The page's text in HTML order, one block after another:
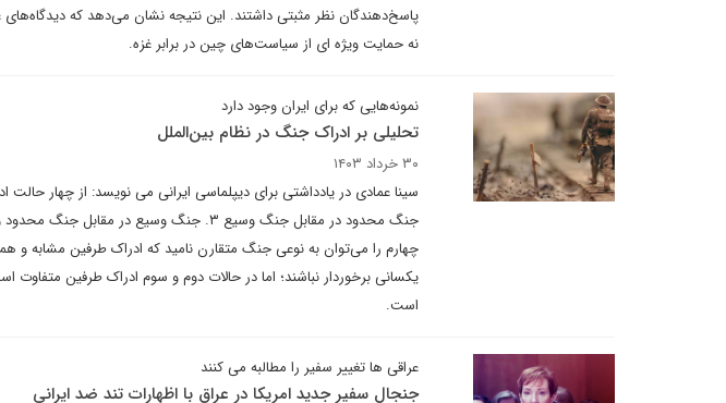
پاسخ‌دهندگان نظر مثبتی داشتند. این نتیجه نشان می‌دهد که
نه حمایت ویژه ای از سیاست‌های چین در برابر غزه.
نمونه‌هایی که برای ایران وجود دارد
تحلیلی بر ادراک جنگ در نظام بین‌الملل
۳۰ خرداد ۱۴۰۳
چهارم را می‌توان به نوعی جنگ متقارن نامید که ادراک طرفین مشابه
یکسانی برخوردار نباشند؛ اما در حالات دوم و سوم ادراک طرفین
است.
عراقی ها تغییر سفیر را مطالبه می کنند
جنجال سفیر جدید امریکا در عراق با اظهارات تند ضد ایرانی